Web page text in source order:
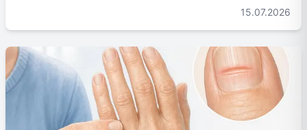
15.07.2026